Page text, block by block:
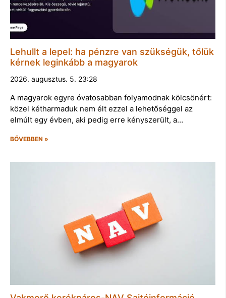
Lehullt a lepel: ha pénzre van szükségük, tőlük
kérnek leginkább a magyarok
2026. augusztus. 5. 23:28
A magyarok egyre óvatosabban folyamodnak kölcsönért:
közel kétharmaduk nem élt ezzel a lehetőséggel az
elmúlt egy évben, aki pedig erre kényszerült, a…
BŐVEBBEN »